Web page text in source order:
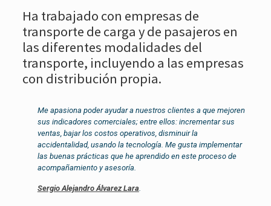
Ha trabajado con empresas de
transporte de carga y de pasajeros en
las diferentes modalidades del
transporte, incluyendo a las empresas
con distribución propia.
Me apasiona poder ayudar a nuestros clientes a que mejoren
sus indicadores comerciales; entre ellos: incrementar sus
ventas, bajar los costos operativos, disminuir la
accidentalidad, usando la tecnología. Me gusta implementar
las buenas prácticas que he aprendido en este proceso de
acompañamiento y asesoría.
Sergio Alejandro Álvarez Lara.